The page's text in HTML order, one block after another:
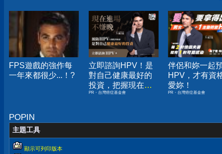
FPS遊戲的強作每
一年來都很少...！?
立即諮詢HPV！是
對自己健康最好的
投資，把握現在不
嫌晚！
PR・台灣癌症基金會
伴侶和妳一起
HPV，才有資
愛妳！
PR・台灣癌症基金會
POPIN
主題工具
顯示可列印版本